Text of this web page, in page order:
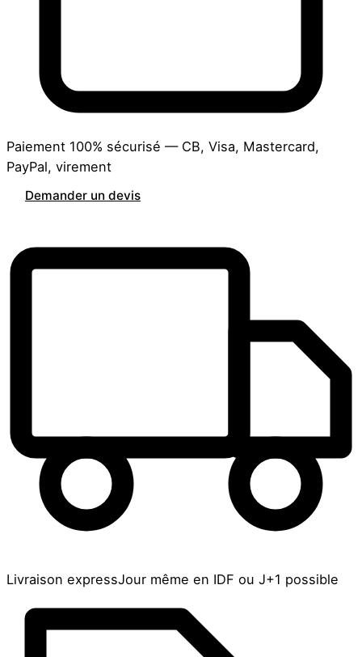
Paiement 100% sécurisé — CB, Visa, Mastercard,
PayPal, virement
Demander un devis
Livraison expressJour même en IDF ou J+1 possible